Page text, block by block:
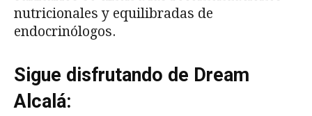
nutricionales y equilibradas de
endocrinólogos.
Sigue disfrutando de Dream
Alcalá: